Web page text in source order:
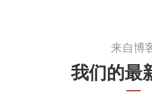
来自博
我们的最